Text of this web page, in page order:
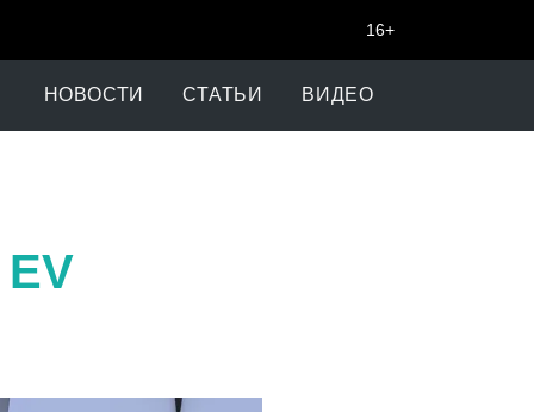
16+
НОВОСТИ СТАТЬИ ВИДЕО